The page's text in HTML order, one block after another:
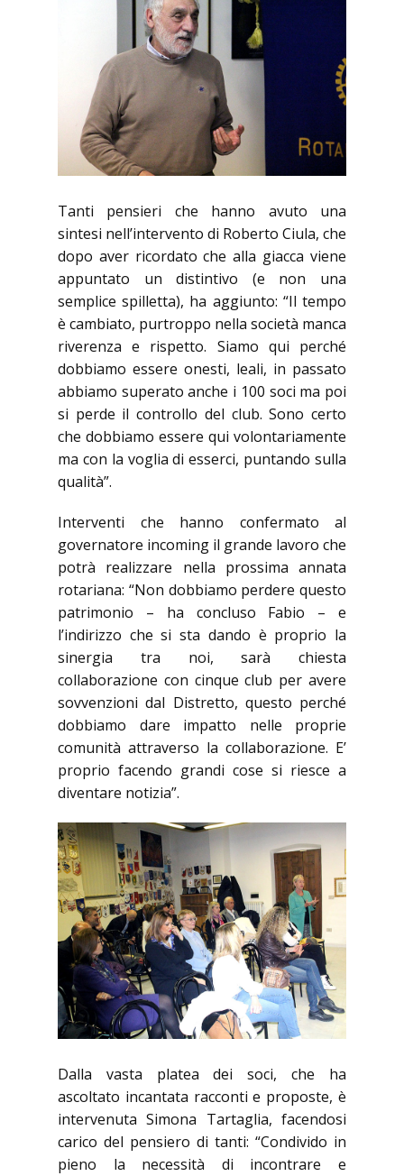
Tanti pensieri che hanno avuto una
sintesi nell’intervento di Roberto Ciula, che
dopo aver ricordato che alla giacca viene
appuntato un distintivo (e non una
semplice spilletta), ha aggiunto: “Il tempo
è cambiato, purtroppo nella società manca
riverenza e rispetto. Siamo qui perché
dobbiamo essere onesti, leali, in passato
abbiamo superato anche i 100 soci ma poi
si perde il controllo del club. Sono certo
che dobbiamo essere qui volontariamente
ma con la voglia di esserci, puntando sulla
qualità”.
Interventi che hanno confermato al
governatore incoming il grande lavoro che
potrà realizzare nella prossima annata
rotariana: “Non dobbiamo perdere questo
patrimonio – ha concluso Fabio – e
l’indirizzo che si sta dando è proprio la
sinergia tra noi, sarà chiesta
collaborazione con cinque club per avere
sovvenzioni dal Distretto, questo perché
dobbiamo dare impatto nelle proprie
comunità attraverso la collaborazione. E’
proprio facendo grandi cose si riesce a
diventare notizia”.
Dalla vasta platea dei soci, che ha
ascoltato incantata racconti e proposte, è
intervenuta Simona Tartaglia, facendosi
carico del pensiero di tanti: “Condivido in
pieno la necessità di incontrare e